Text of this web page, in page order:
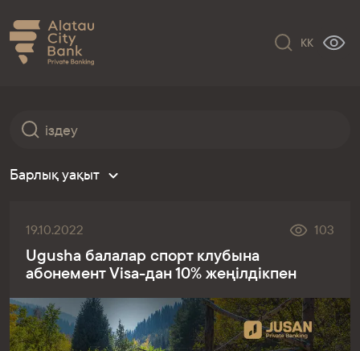
KK
Барлық уақыт
19.10.2022 103
Ugusha балалар спорт клубына
абонемент Visa-дан 10% жеңілдікпен